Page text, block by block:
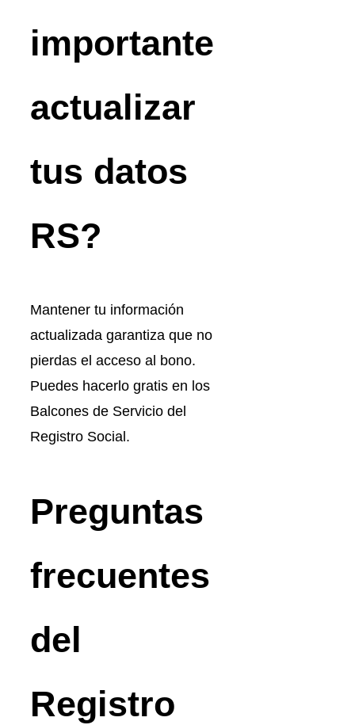
importante
actualizar
tus datos
RS?
Mantener tu información
actualizada garantiza que no
pierdas el acceso al bono.
Puedes hacerlo gratis en los
Balcones de Servicio del
Registro Social.
Preguntas
frecuentes
del
Registro